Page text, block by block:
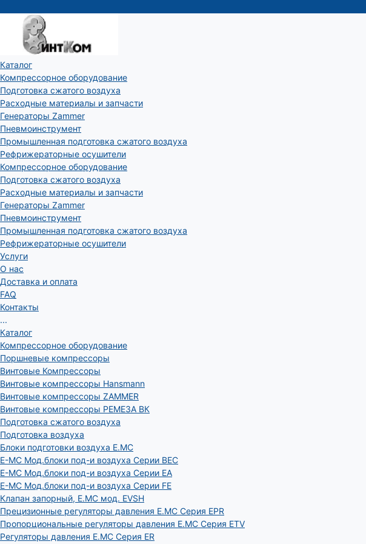
Каталог
Компрессорное оборудование
Подготовка сжатого воздуха
Расходные материалы и запчасти
Генераторы Zammer
Пневмоинструмент
Промышленная подготовка сжатого воздуха
Рефрижераторные осушители
Компрессорное оборудование
Подготовка сжатого воздуха
Расходные материалы и запчасти
Генераторы Zammer
Пневмоинструмент
Промышленная подготовка сжатого воздуха
Рефрижераторные осушители
Услуги
О нас
Доставка и оплата
FAQ
Контакты
...
Каталог
Компрессорное оборудование
Поршневые компрессоры
Винтовые Компрессоры
Винтовые компрессоры Hansmann
Винтовые компрессоры ZAMMER
Винтовые компрессоры РЕМЕЗА ВК
Подготовка сжатого воздуха
Подготовка воздуха
Блоки подготовки воздуха E.MC
E-MC Мод.блоки под-и воздуха Серии BEC
E-MC Мод.блоки под-и воздуха Серии EA
E-MC Мод.блоки под-и воздуха Серии FE
Клапан запорный, E.MC мод. EVSH
Прецизионные регуляторы давления E.MC Серия EPR
Пропорциональные регуляторы давления E.MC Серия ETV
Регуляторы давления E.MC Серия ER